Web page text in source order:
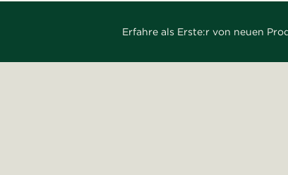
Erfahre als Erste:r von neuen